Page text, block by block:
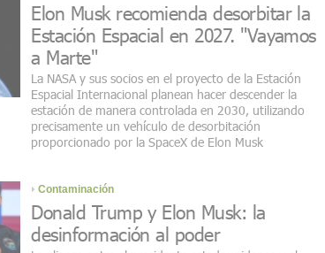
Elon Musk recomienda desorbitar la
Estación Espacial en 2027. "Vayamos
a Marte"
La NASA y sus socios en el proyecto de la Estación
Espacial Internacional planean hacer descender la
estación de manera controlada en 2030, utilizando
precisamente un vehículo de desorbitación
proporcionado por la SpaceX de Elon Musk
Contaminación
Donald Trump y Elon Musk: la
desinformación al poder